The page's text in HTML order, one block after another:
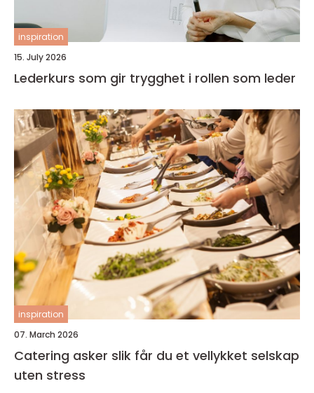
inspiration
15. July 2026
Lederkurs som gir trygghet i rollen som leder
inspiration
07. March 2026
Catering asker slik får du et vellykket selskap
uten stress